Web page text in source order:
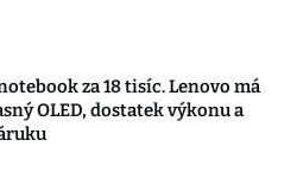
za 18 tisíc. Lenovo má
OLED, dostatek výkonu a